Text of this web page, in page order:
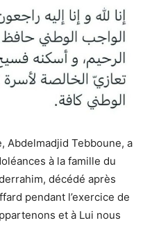
Abdelmadjid Tebboune, a
à la famille du
décédé après
pendant l’exercice de
et à Lui nous